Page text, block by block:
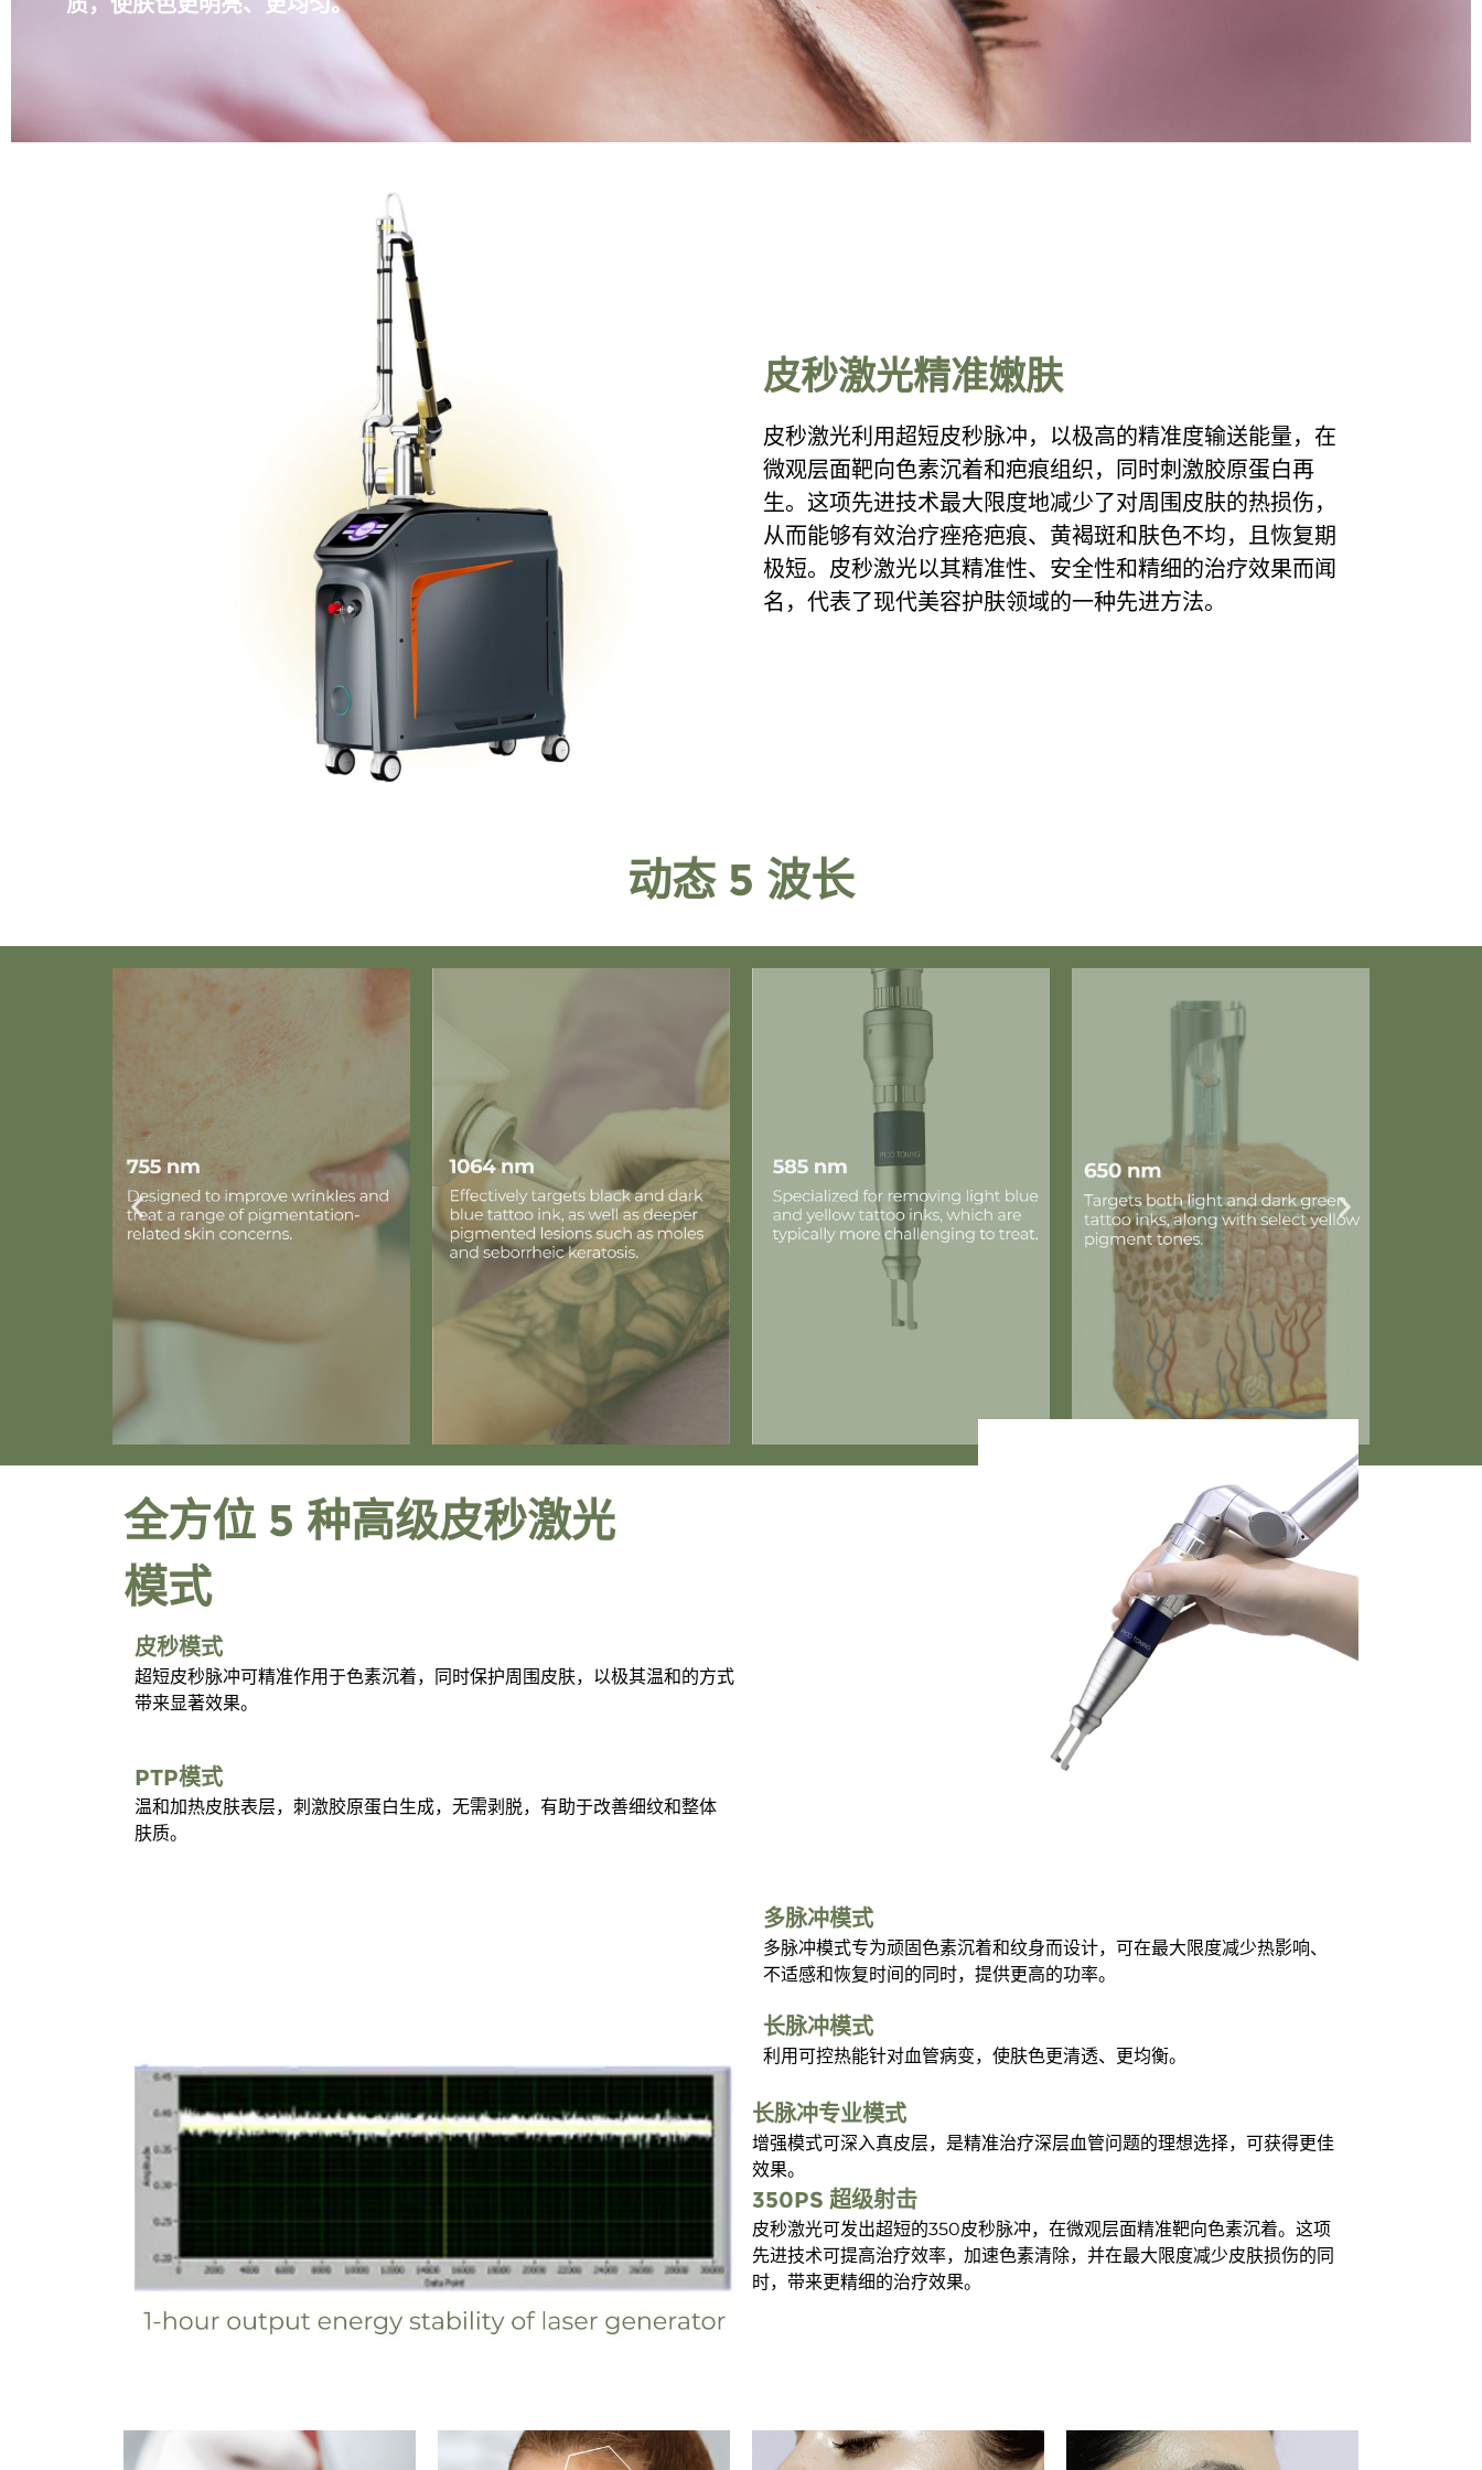
皮秒激光精准嫩肤
皮秒激光利用超短皮秒脉冲，以极高的精准度输送能量，在
微观层面靶向色素沉着和疤痕组织，同时刺激胶原蛋白再
生。这项先进技术最大限度地减少了对周围皮肤的热损伤，
从而能够有效治疗痤疮疤痕、黄褐斑和肤色不均，且恢复期
极短。皮秒激光以其精准性、安全性和精细的治疗效果而闻
名，代表了现代美容护肤领域的一种先进方法。
动态 5 波长
全方位 5 种高级皮秒激光
模式
皮秒模式
超短皮秒脉冲可精准作用于色素沉着，同时保护周围皮肤，以极其温和的方式
带来显著效果。
PTP模式
温和加热皮肤表层，刺激胶原蛋白生成，无需剥脱，有助于改善细纹和整体
肤质。
多脉冲模式
多脉冲模式专为顽固色素沉着和纹身而设计，可在最大限度减少热影响、
不适感和恢复时间的同时，提供更高的功率。
长脉冲模式
利用可控热能针对血管病变，使肤色更清透、更均衡。
长脉冲专业模式
增强模式可深入真皮层，是精准治疗深层血管问题的理想选择，可获得更佳
效果。
350PS 超级射击
皮秒激光可发出超短的350皮秒脉冲，在微观层面精准靶向色素沉着。这项
先进技术可提高治疗效率，加速色素清除，并在最大限度减少皮肤损伤的同
时，带来更精细的治疗效果。